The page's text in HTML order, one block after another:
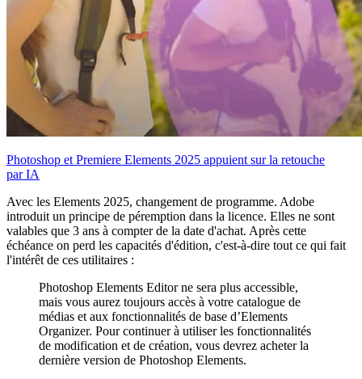
Photoshop et Premiere Elements 2025 appuient sur la retouche
par IA
Avec les Elements 2025, changement de programme. Adobe
introduit un principe de péremption dans la licence. Elles ne sont
valables que 3 ans à compter de la date d'achat. Après cette
échéance on perd les capacités d'édition, c'est-à-dire tout ce qui fait
l'intérêt de ces utilitaires :
Photoshop Elements Editor ne sera plus accessible,
mais vous aurez toujours accès à votre catalogue de
médias et aux fonctionnalités de base d’Elements
Organizer. Pour continuer à utiliser les fonctionnalités
de modification et de création, vous devrez acheter la
dernière version de Photoshop Elements.